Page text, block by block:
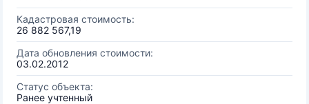
Кадастровая стоимость:
26 882 567,19
Дата обновления стоимости:
03.02.2012
Статус объекта:
Ранее учтенный